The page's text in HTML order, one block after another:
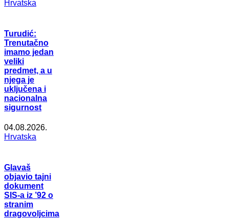
Hrvatska
Turudić:
Trenutačno
imamo jedan
veliki
predmet, a u
njega je
uključena i
nacionalna
sigurnost
04.08.2026.
Hrvatska
Glavaš
objavio tajni
dokument
SIS-a iz ’92 o
stranim
dragovoljcima